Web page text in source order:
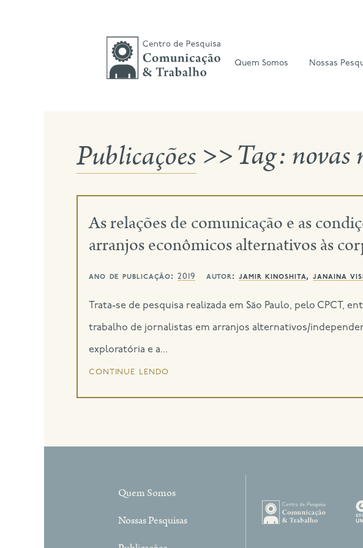
Quem Somos Nossas
Publicações >>Tag: novas
As relações de comunicação e as
arranjos econômicos alternativos às
ano de publicação:2019 autor: jamir kinoshita,janaina
Trata-se de pesquisa realizada em São Paulo, pelo CPCT,
trabalho de jornalistas em arranjos alternativos/
exploratória e a...
continue lendo
Quem Somos
Nossas Pesquisas